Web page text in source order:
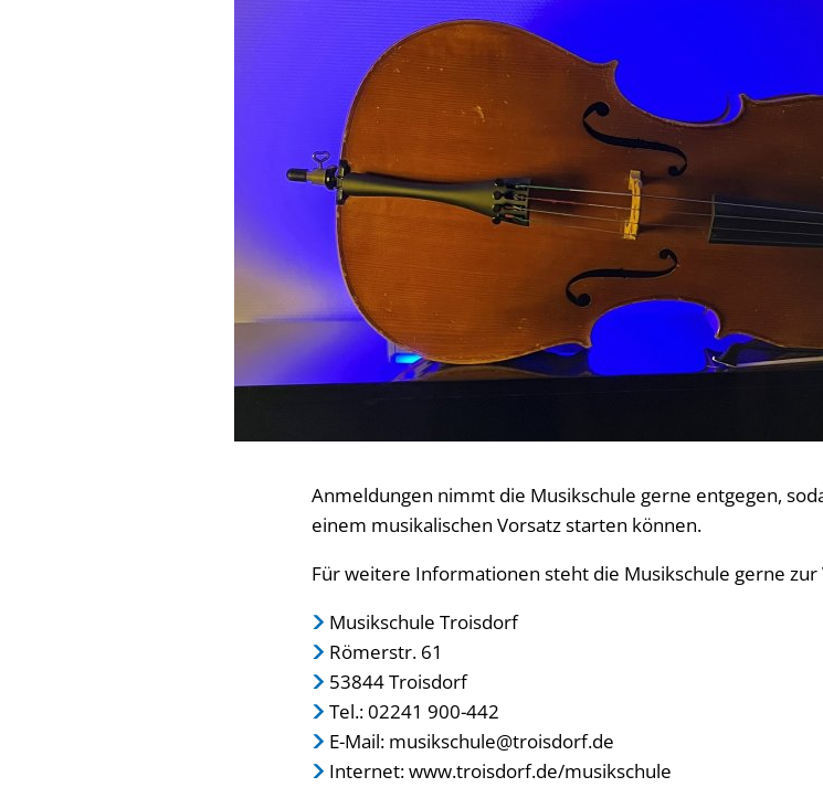
Anmeldungen nimmt die Musikschule gerne entgegen,
einem musikalischen Vorsatz starten können.
Für weitere Informationen steht die Musikschule gerne zur
Musikschule Troisdorf
Römerstr. 61
53844 Troisdorf
Tel.: 02241 900-442
E-Mail: musikschule@troisdorf.de
Internet: www.troisdorf.de/musikschule